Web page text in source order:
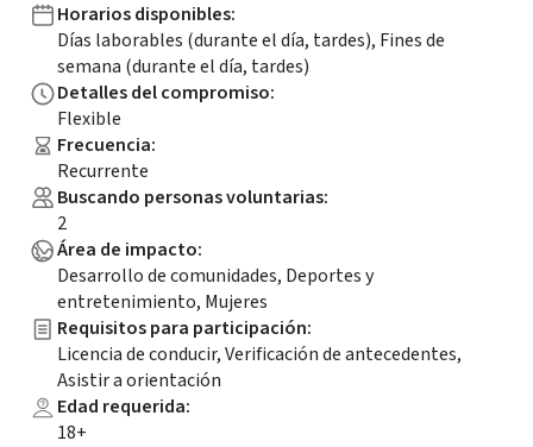
Horarios disponibles:
Días laborables (durante el día, tardes), Fines de
semana (durante el día, tardes)
Detalles del compromiso:
Flexible
Frecuencia:
Recurrente
Buscando personas voluntarias:
2
Área de impacto:
Desarrollo de comunidades, Deportes y
entretenimiento, Mujeres
Requisitos para participación:
Licencia de conducir, Verificación de antecedentes,
Asistir a orientación
Edad requerida:
18+